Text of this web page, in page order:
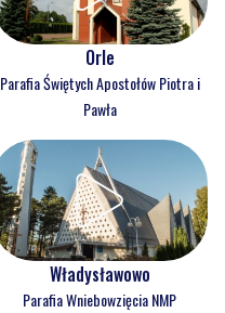
Orle
Parafia Świętych Apostołów Piotra i
Pawła
Władysławowo
Parafia Wniebowzięcia NMP